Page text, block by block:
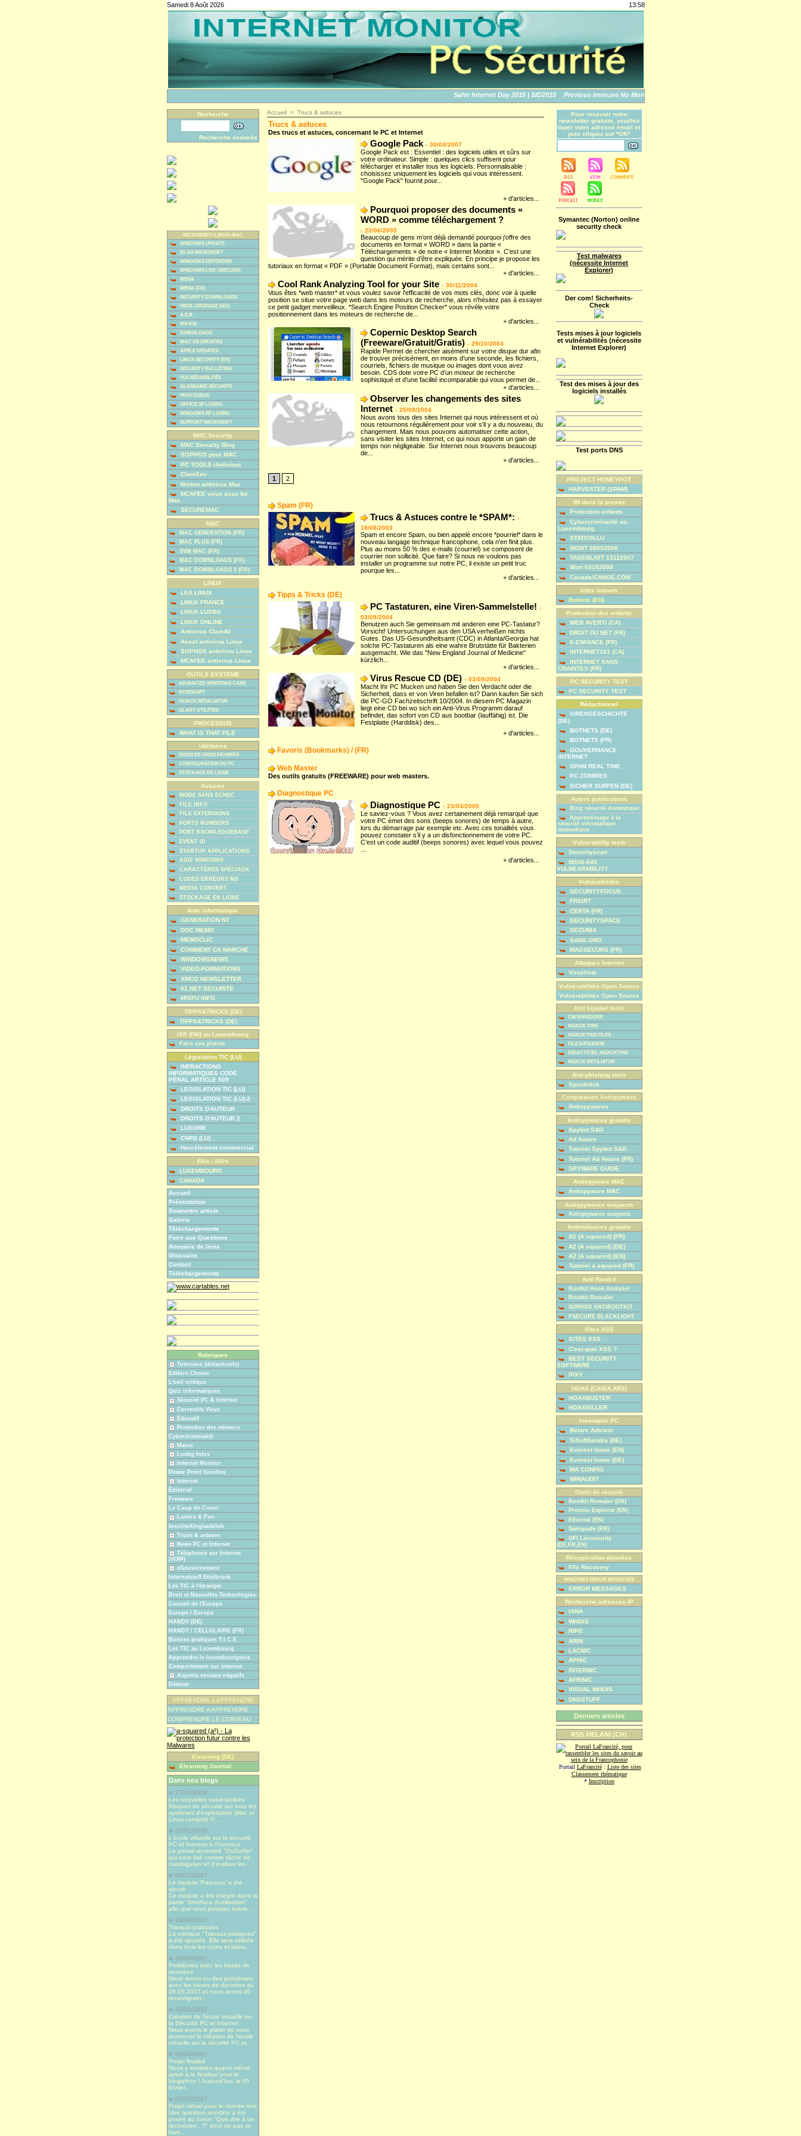
Samedi 8 Août 2026 13:58
Safer Internet Day 2015 | SID2015 Previous Immune No More: An Apple Story
Recherche
Recherche avancée
MICROSOFT+LINUX+MAC
WINDOWS UPDATE
BLOG MICROSOFT
WINDOWS DEFENDER
WINDOWS LIVE ONECARE
MBSA
MBSA (FR)
SECURITY DOWNLOADS
VISTA UPGRADE ADV.
A.E.R.
MS-KIS
DOWNLOADS
MAC OS UPDATES
APPLE UPDATES
LINUX SECURITY (EN)
SECURITY BULLETINS
VULNÉRABILITÉS
GLOSSAIRE SÉCURITÉ
PROCESSUS
OFFICE XP LUXBG.
WINDOWS XP LUXBG.
SUPPORT MICROSOFT
MAC Security
MAC Security Blog
SOPHOS pour MAC
PC TOOLS iAntivirus
ClamXav
Norton antivirus Mac
MCAFEE virus scan for
Mac
SECUREMAC
MAC
MAC GENERATION (FR)
MAC PLUS (FR)
SVM MAC (FR)
MAC DOWNLOADS (FR)
MAC DOWNLOADS 2 (FR)
LINUX
LEA LINUX
LINUX FRANCE
LINUX LUXBG
LINUX ONLINE
Antivirus ClamAV
Avast antivirus Linux
SOPHOS antivirus Linux
MCAFEE antivirus Linux
OUTILS SYSTEME
ADVANCED WINDOWS CARE
NTREGOPT
HIJACK RETALIATOR
GLARY UTILITIES
PROCESSUS
WHAT IS THAT FILE
Utilitaires
ENVOI DE GROS FICHIERS
CONFIGURATION DU PC
STOCKAGE EN LIGNE
Astuces
MODE SANS ECHEC
FILE INFO
FILE EXTENSIONS
PORTS NUMBERS
PORT KNOWLEDGEBASE
EVENT ID
STARTUP APPLICATIONS
AIDE WINDOWS
CARACTÈRES SPÉCIAUX
CODES ERREURS MS
MEDIA CONVERT
STOCKAGE EN LIGNE
Aide informatique
GENERATION NT
DOC MEMO
MEMOCLIC
COMMENT CA MARCHE
WINDOWSNEWS
VIDEO-FORMATIONS
XMCO NEWSLETTER
01.NET SECURITE
MISFU INFO
TIPPS&TRICKS (DE)
TIPPS&TRICKS (DE)
ISP (FAI) au Luxembourg
Faire une plainte
Législation TIC (LU)
INFRACTIONS
INFORMATIQUES CODE
PÉNAL ARTICLE 509
LEGISLATION TIC (LU)
LEGISLATION TIC (LU)-2
DROITS D'AUTEUR
DROITS D'AUTEUR 2
LUXORR
CNPD (LU)
Harcèlement commercial
FAIs / ISPs
LUXEMBOURG
CANADA
Accueil
Présentation
Soumettre article
Galerie
Téléchargements
Foire aux Questions
Annuaire de liens
Glossaire
Contact
Téléchargements
Rubriques
Tutoriaux (didacticiels)
Editors Choice
L'oeil critique
Quiz informatiques
Sécurité PC & Internet
Correctifs Virus
Éducatif
Protection des mineurs
Cybercriminalité
Mausi
Luxbg Infos
Internet Monitor
Power Point Goodies
Internet
Éditorial
Freeware
Le Coup de Coeur
Loisirs & Fun
Insolite/Unglaublich
Trucs & astuces
News PC et Internet
Téléphonie sur Internet
(VOIP)
eGouvernement
Internetstuff Ettelbruck
Les TIC à l'étranger
Droit et Nouvelles Technologies
Conseil de l'Europe
Europe / Europa
HANDY (DE)
HANDY / CELLULAIRE (FR)
Bonnes pratiques T.I.C.E.
Les TIC au Luxembourg
Apprendre le luxembourgeois
Comportement sur internet
Aspects sociaux négatifs
Détente
APPRENDRE à APPRENDRE
APPRENDRE A APPRENDRE
COMPRENDRE LE CERVEAU
Elearning (DE)
Elearning Journal
Dans nos blogs
le 27/01/2008
Les nouvelles vulnérabilités
Risques de sécurité sur tous les
systèmes d'exploitation (Mac et
Linux compris) !!! ...
le 27/01/2008
L'école virtuelle sur la sécurité
PC et Internet à l'honneur
Le portail renommé "OuSurfer"
qui s'est fixé comme tâche de
cataloguiser et d'évaluer les...
le 08/07/2007
Le module 'Parcours' a été
ajouté
Ce module a été intégré dans la
partie "Interface d'utilisation"
afin que vous puissiez suivre...
le 23/06/2007
Travaux pratiques
La rubrique "Travaux pratiques"
a été ajoutée. Elle sera utilisée
dans tous les cours et dans...
le 30/05/2007
Problèmes avec les bases de
données
Nous avons eu des problèmes
avec les bases de données au
28.05.2007 et nous avons dû
reconfigurer...
le 30/05/2007
Création de l'école virtuelle sur
la Sécurité PC et Internet
Nous avons le plaisir de vous
annoncer la création de l'école
virtuelle sur la sécurité PC et...
le 05/02/2007
Projet finalisé
Nous y sommes quand même
arrivé à le finaliser pour le
blogathon ! Aujourd’hui, le 05
février...
le 02/02/2007
Projet virtuel pour le monde réel
Une question anodine a été
posée au forum "Que dire à un
technicien...?" pour ne pas se
faire...
Accueil > Trucs & astuces
Trucs & astuces
Des trucs et astuces, concernant le PC et Internet
Google Pack - 30/04/2007
Google Pack est : Essentiel : des logiciels utiles et sûrs sur
votre ordinateur. Simple : quelques clics suffisent pour
télécharger et installer tous les logiciels. Personnalisable :
choisissez uniquement les logiciels qui vous intéressent.
"Google Pack" fournit pour...
+ d'articles...
Pourquoi proposer des documents «
WORD » comme téléchargement ?
- 22/06/2005
Beaucoup de gens m’ont déjà demandé pourquoi j’offre des
documents en format « WORD » dans la partie «
Téléchargements » de notre « Internet Monitor ». C’est une
question qui mérite d’être expliquée. En principe je propose les
tutoriaux en format « PDF » (Portable Document Format), mais certains sont...
+ d'articles...
Cool Rank Analyzing Tool for your Site - 30/11/2004
Vous êtes *web master* et vous voulez savoir l'efficacité de vos mots clés, donc voir à quelle
position se situe votre page web dans les moteurs de recherche, alors n'hésitez pas à essayer
ce petit gadget merveilleux. *Search Engine Position Checker* vous révèle votre
positionnement dans les moteurs de recherche de...
+ d'articles...
Copernic Desktop Search
(Freeware/Gratuit/Gratis) - 29/10/2004
Rapide Permet de chercher aisément sur votre disque dur afin
de trouver précisément, en moins d’une seconde, les fichiers,
courriels, fichiers de musique ou images dont vous avez
besoin. CDS dote votre PC d’un moteur de recherche
sophistiqué et d’une facilité incomparable qui vous permet de...
+ d'articles...
Observer les changements des sites
Internet - 25/08/2004
Nous avons tous des sites Internet qui nous intéressent et où
nous retournons régulièrement pour voir s'il y a du nouveau, du
changement. Mais nous pouvons automatiser cette action,
sans visiter les sites Internet, ce qui nous apporte un gain de
temps non négligeable. Sur Internet nous trouvons beaucoup
de...
+ d'articles...
1 2
Spam (FR)
Trucs & Astuces contre le *SPAM*: -
18/08/2003
Spam et encore Spam, ou bien appelé encore *pourriel* dans le
nouveau langage technique francophone, cela n'en finit plus.
Plus au moins 50 % des e-mails (courriel) se composent de
courrier non sollicité. Que faire? Si nous ne voulons pas
installer un programme sur notre PC, il existe un petit truc
pourque les...
+ d'articles...
Tipps & Tricks (DE)
PC Tastaturen, eine Viren-Sammelstelle! -
03/09/2004
Benutzen auch Sie gemeinsam mit anderen eine PC-Tastatur?
Vorsicht! Untersuchungen aus den USA verheißen nichts
Gutes. Das US-Gesundheitsamt (CDC) in Atlanta/Georgia hat
solche PC-Tastaturen als eine wahre Brutstätte für Bakterien
ausgemacht. Wie das "New England Journal of Medicine"
kürzlich...
+ d'articles...
Virus Rescue CD (DE) - 03/09/2004
Macht Ihr PC Mucken und haben Sie den Verdacht oder die
Sicherheit, dass er von Viren befallen ist? Dann kaufen Sie sich
die PC-GO Fachzeitschrift 10/2004. In diesem PC Magazin
liegt eine CD bei wo sich ein Anti-Virus Programm darauf
befindet, das sofort von CD aus bootbar (lauffähig) ist. Die
Festplatte (Harddisk) des...
+ d'articles...
Favoris (Bookmarks) / (FR)
Web Master
Des outils gratuits (FREEWARE) pour web masters.
Diagnostique PC
Diagnostique PC - 23/03/2005
Le saviez-vous ? Vous avez certainement déjà remarqué que
votre PC émet des sons (beeps sonores) de temps à autre,
lors du démarrage par exemple etc. Avec ces tonalités vous
pouvez constater s’il y a un disfonctionnement de votre PC.
C’est un code auditif (beeps sonores) avec lequel vous pouvez
+ d'articles...
Pour recevoir notre
newsletter gratuite, veuillez
taper votre adresse email et
puis cliquez sur *OK*
Symantec (Norton) online
security check
Test malwares
(nécessite Internet
Explorer)
Der com! Sicherheits-
Check
Tests mises à jour logiciels
et vulnérabilités (nécessite
Internet Explorer)
Test des mises à jour des
logiciels installés
Test ports DNS
PROJECT HONEYPOT
HARVESTER (SPAM)
IM dans la presse
Protection enfants
Cybercriminalité au
Luxembourg
STATION.LU
WORT 08052006
TAGEBLATT 13112007
Wort 04102008
Canada/CANOE.COM
Infos botnets
Botnets (EN)
Protection des enfants
WEB AVERTI (CA)
DROIT DU NET (FR)
E-ENFANCE (FR)
INTERNET101 (CA)
INTERNET SANS
CRAINTES (FR)
PC SECURITY TEST
PC SECURITY TEST
Rédactionnel
VIRENGESCHICHTE
(DE)
BOTNETS (DE)
BOTNETS (FR)
GOUVERNANCE
INTERNET
SPAM REAL TIME
PC ZOMBIES
SICHER SURFEN (DE)
Autres publications
Blog sécurité domestique
Apprentissage à la
sécurité informatique
domestique
Vulnerability tests
Securityscan
MS06-040
VULNEARABILITY
Vulnérabilités
SECURITYFOCUS
FRSIRT
CERTA (FR)
SECURITYSPACE
SECUNIA
SANS.ORG
MAGSECURS (FR)
Attaques Internet
Virusliste
Vulnérabilités Open Source
Vulnérabilités Open Source
Anti hijacker tools
CWSHREDDER
HIJACK THIS
HIJACKTHIS FILES
FILE DATABASE
DIDACTICIEL HIJACKTHIS
HIJACK RETILIATOR
Anti-phishing tools
Spoofstick
Comparaison Antispywares
Antispywares
Antispywares gratuits
Spybot S&D
Ad Aware
Tutoriel Spybot S&D
Tutoriel Ad Aware (FR)
SPYWARE GUIDE
Antispyware MAC
Antispyware MAC
Antispywares suspects
Antispywares suspects
Antimalwares gratuits
A2 (A squared) [FR]
A2 (A squared) [DE]
A2 (A squared) [EN]
Tutoriel a squared (FR)
Anti Rootkit
Rootkit Hook Analyzer
Rootkit Revealer
SOPHOS ANTIROOTKIT
FSECURE BLACKLIGHT
Sites XSS
SITES XSS
C'est quoi XSS ?
BEST SECURITY
SOFTWARE
PIXY
HOAX (CANULARS)
HOAXBUSTER
HOAXKILLER
Inventaire PC
Belarc Advisor
SiSoftSandra (DE)
Everest home (EN)
Everest home (DE)
MA CONFIG
WINAUDIT
Outils de sécurité
Rootkit Revealer (EN)
Process Explorer (EN)
Ethereal (EN)
Samspade (EN)
GFI Lansecurity
(DE,FR,EN)
Récupération données
File Recovery
WINDOWS ERROR MESSAGES
ERROR MESSAGES
Recherche adresses IP
IANA
WHOIS
RIPE
ARIN
LACNIC
APNIC
INTERNIC
AFRINIC
VISUAL WHOIS
DNSSTUFF
Derniers articles
RSS MELANI (CH)
Portail LaFrancité: Liste des sites
Classement thématique
* Inscription